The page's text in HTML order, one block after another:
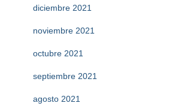
diciembre 2021
noviembre 2021
octubre 2021
septiembre 2021
agosto 2021